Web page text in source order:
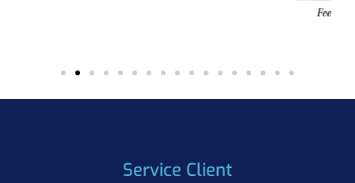
Service Client